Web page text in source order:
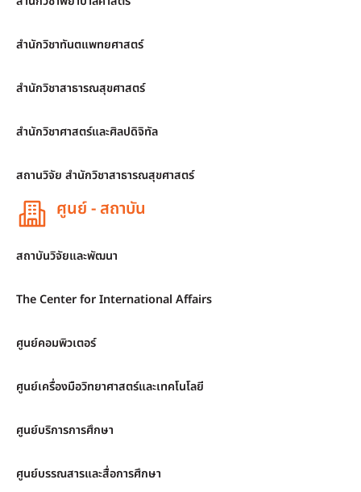
สำนักวิชาทันตแพทยศาสตร์
สำนักวิชาสาธารณสุขศาสตร์
สำนักวิชาศาสตร์และศิลปดิจิทัล
สถานวิจัย สำนักวิชาสาธารณสุขศาสตร์
ศูนย์ - สถาบัน
สถาบันวิจัยและพัฒนา
The Center for International Affairs
ศูนย์คอมพิวเตอร์
ศูนย์เครื่องมือวิทยาศาสตร์และเทคโนโลยี
ศูนย์บริการการศึกษา
ศูนย์บรรณสารและสื่อการศึกษา